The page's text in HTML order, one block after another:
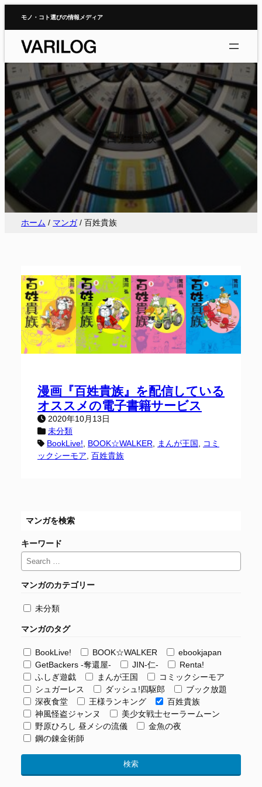
キ
ッ
プ
モノ・コト選びの情報メディア
百姓貴族
ホーム / マンガ / 百姓貴族
漫画『百姓貴族』を配信している
オススメの電子書籍サービス
2020年10月13日
未分類
BookLive!
BOOK☆WALKER まんが王国
コミ
ックシーモア 百姓貴族
マンガを検索
キーワード
マンガのカテゴリー
未分類
マンガのタグ
BookLive! BOOK☆WALKER
ebookjapan
GetBackers -奪還屋-
JIN-仁-
Renta!
ふしぎ遊戯
まんが王国
コミックシーモア
シュガーレス
ダッシュ!四駆郎
ブック放題
深夜食堂
王様ランキング
百姓貴族
神風怪盗ジャンヌ
美少女戦士セーラームーン
野原ひろし 昼メシの流儀
金魚の夜
鋼の錬金術師